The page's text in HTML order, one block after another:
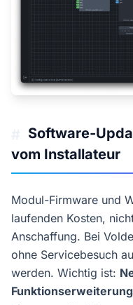
Software-
vom Installateur
Modul-Firmware und
laufenden Kosten,
Anschaffung. Bei
ohne Servicebesuch
werden. Wichtig ist: